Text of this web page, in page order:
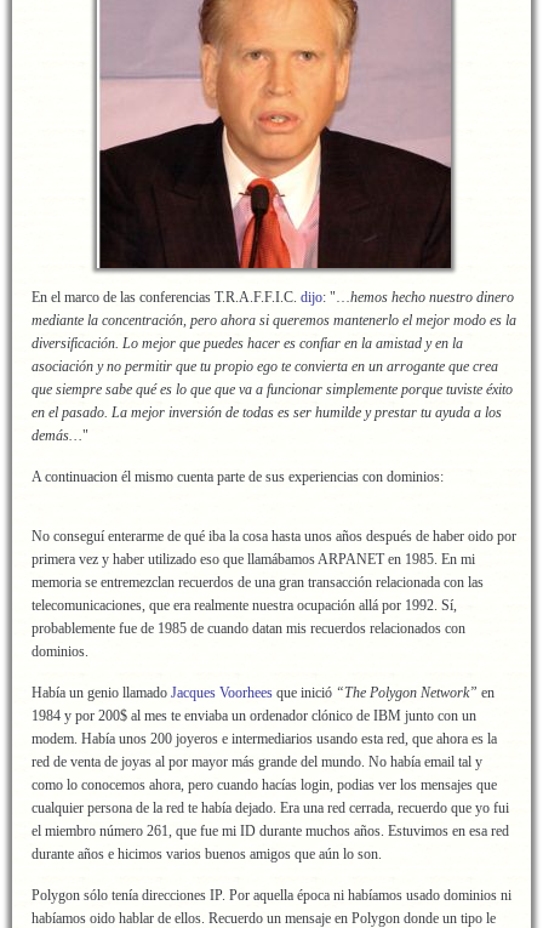
En el marco de las conferencias T.R.A.F.F.I.C. dijo: "…hemos hecho nuestro dinero
mediante la concentración, pero ahora si queremos mantenerlo el mejor modo es la
diversificación. Lo mejor que puedes hacer es confiar en la amistad y en la
asociación y no permitir que tu propio ego te convierta en un arrogante que crea
que siempre sabe qué es lo que que va a funcionar simplemente porque tuviste éxito
en el pasado. La mejor inversión de todas es ser humilde y prestar tu ayuda a los
demás…"
A continuacion él mismo cuenta parte de sus experiencias con dominios:
No conseguí enterarme de qué iba la cosa hasta unos años después de haber oido por
primera vez y haber utilizado eso que llamábamos ARPANET en 1985. En mi
memoria se entremezclan recuerdos de una gran transacción relacionada con las
telecomunicaciones, que era realmente nuestra ocupación allá por 1992. Sí,
probablemente fue de 1985 de cuando datan mis recuerdos relacionados con
dominios.
Había un genio llamado Jacques Voorhees que inició “The Polygon Network” en
1984 y por 200$ al mes te enviaba un ordenador clónico de IBM junto con un
modem. Había unos 200 joyeros e intermediarios usando esta red, que ahora es la
red de venta de joyas al por mayor más grande del mundo. No había email tal y
como lo conocemos ahora, pero cuando hacías login, podias ver los mensajes que
cualquier persona de la red te había dejado. Era una red cerrada, recuerdo que yo fui
el miembro número 261, que fue mi ID durante muchos años. Estuvimos en esa red
durante años e hicimos varios buenos amigos que aún lo son.
Polygon sólo tenía direcciones IP. Por aquella época ni habíamos usado dominios ni
habíamos oido hablar de ellos. Recuerdo un mensaje en Polygon donde un tipo le